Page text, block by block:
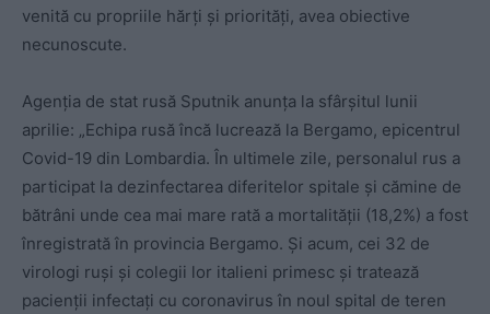
venită cu propriile hărți și priorități, avea obiective
necunoscute.
Agenția de stat rusă Sputnik anunța la sfârșitul lunii
aprilie: „Echipa rusă încă lucrează la Bergamo, epicentrul
Covid-19 din Lombardia. În ultimele zile, personalul rus a
participat la dezinfectarea diferitelor spitale și cămine de
bătrâni unde cea mai mare rată a mortalității (18,2%) a fost
înregistrată în provincia Bergamo. Și acum, cei 32 de
virologi ruși și colegii lor italieni primesc și tratează
pacienții infectați cu coronavirus în noul spital de teren